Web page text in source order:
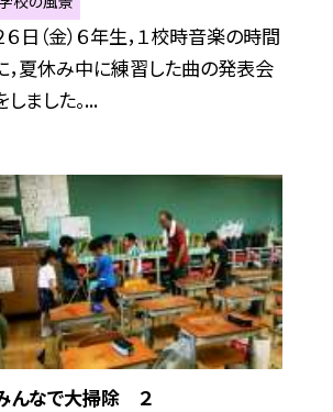
６日（金）６年生，１校時音楽の時間
，夏休み中に練習した曲の発表会
しました。...
んなで大掃除 ２